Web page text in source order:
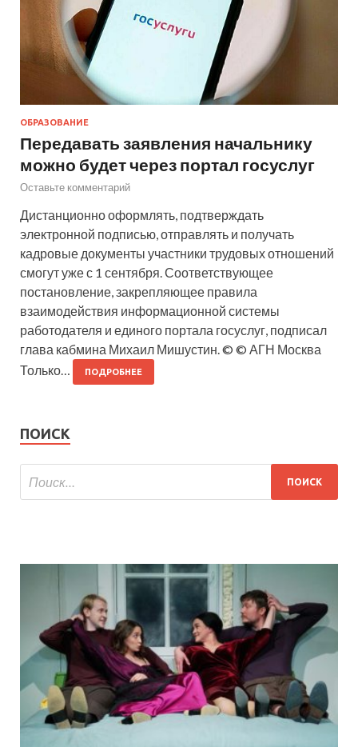
ОБРАЗОВАНИЕ
Передавать заявления начальнику
можно будет через портал госуслуг
Оставьте комментарий
Дистанционно оформлять, подтверждать
электронной подписью, отправлять и получать
кадровые документы участники трудовых отношений
смогут уже с 1 сентября. Соответствующее
постановление, закрепляющее правила
взаимодействия информационной системы
работодателя и единого портала госуслуг, подписал
глава кабмина Михаил Мишустин. © © АГН Москва
Только…
ПОДРОБНЕЕ
ПОИСК